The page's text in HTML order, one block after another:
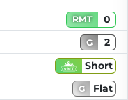
RMT
0
G
2
Short
G
Flat